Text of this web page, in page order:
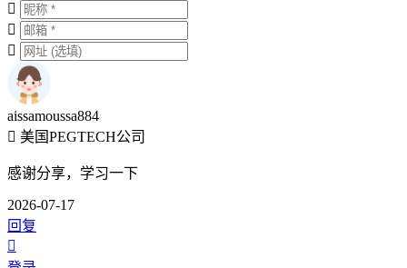
aissamoussa884
美国PEGTECH公司
感谢分享，学习一下
2026-07-17
回复